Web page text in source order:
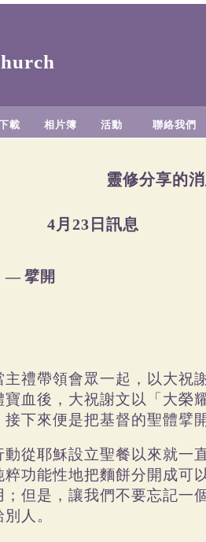
載 相片簿 活動 聯絡我們
靈修分享的
4月23日訊息
— 擘開
禮帶領會眾一起，以大祝
血後，大祝謝文以「大榮
接下來便是把基督的聖體擘開
從耶穌設立聖餐以來就一
功能性地把麵餅分開成可
；但是，讓我們不要忘記一
人。